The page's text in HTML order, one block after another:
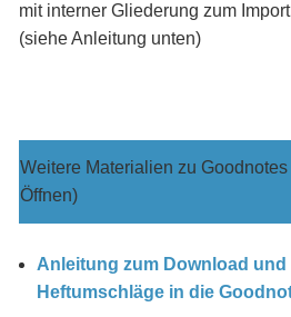
mit interner Gliederung zum
(siehe Anleitung unten)
Weitere Materialien zu
Öffnen)
Anleitung zum Download und
Heftumschläge in die